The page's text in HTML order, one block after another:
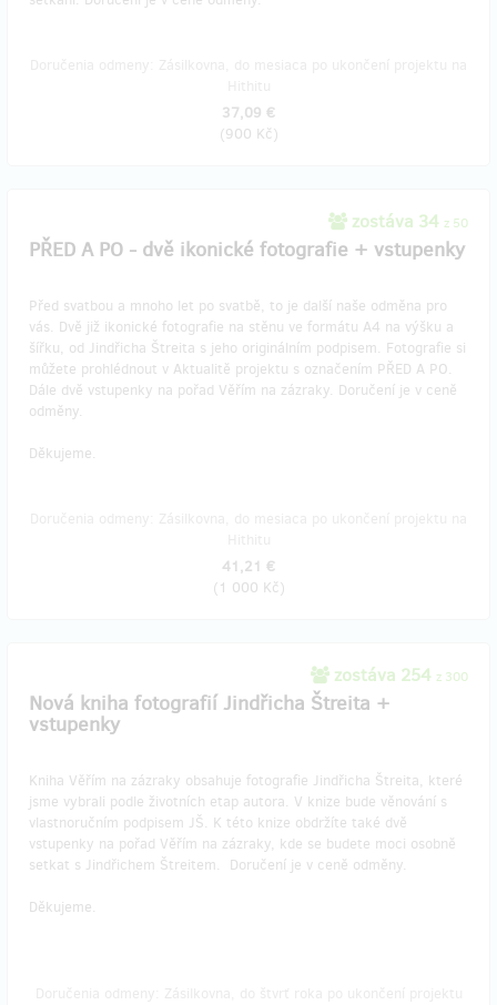
37,09 €
(900 Kč)
zostáva 34 z 50
PŘED A PO - dvě ikonické fotografie + vstupenky
Před svatbou a mnoho let po svatbě, to je další naše odměna pro
vás. Dvě již ikonické fotografie na stěnu ve formátu A4 na výšku a
šířku, od Jindřicha Štreita s jeho originálním podpisem. Fotografie si
můžete prohlédnout v Aktualitě projektu s označením PŘED A PO.
Dále dvě vstupenky na pořad Věřím na zázraky. Doručení je v ceně
odměny.
Děkujeme.
41,21 €
(1 000 Kč)
zostáva 254 z 300
Nová kniha fotografií Jindřicha Štreita +
vstupenky
Kniha Věřím na zázraky obsahuje fotografie Jindřicha Štreita, které
jsme vybrali podle životních etap autora. V knize bude věnování s
vlastnoručním podpisem JŠ. K této knize obdržíte také dvě
vstupenky na pořad Věřím na zázraky, kde se budete moci osobně
setkat s Jindřichem Štreitem. Doručení je v ceně odměny.
Děkujeme.